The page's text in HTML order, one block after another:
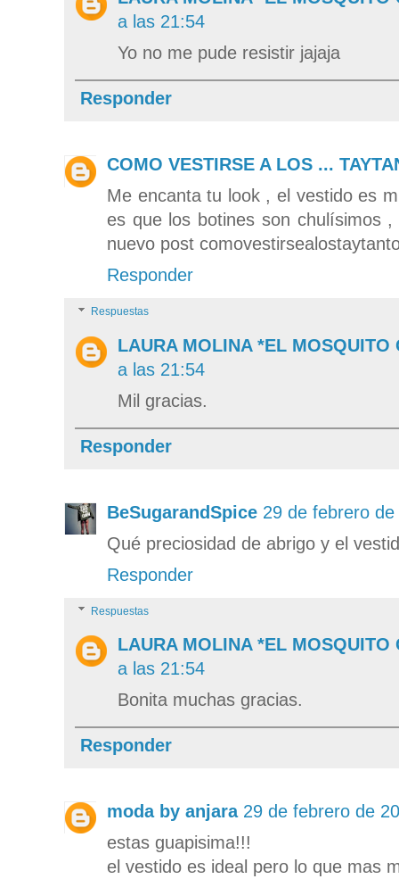
a las 21:54
Yo no me pude resistir jajaja
Responder
COMO VESTIRSE A LOS ...
Me encanta tu look , el vestido es
es que los botines son chulísimos
nuevo post
Responder
Respuestas
LAURA MOLINA *EL MOSQUITO
a las 21:54
Mil gracias.
Responder
BeSugarandSpice 29 de febrero
Qué preciosidad de abrigo y el
Responder
Respuestas
LAURA MOLINA *EL MOSQUITO
a las 21:54
Bonita muchas gracias.
Responder
moda by anjara 29 de febrero de
estas guapisima!!!
el vestido es ideal pero lo que mas